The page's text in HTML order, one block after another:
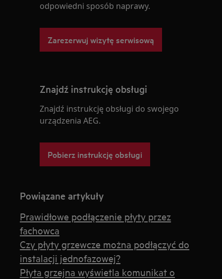
odpowiedni sposób naprawy.
Zarezerwuj wizytę serwisową
Znajdź instrukcję obsługi
Znajdź instrukcję obsługi do swojego
urządzenia AEG.
Pobierz instrukcję obsługi
Powiązane artykuły
Prawidłowe podłączenie płyty przez
fachowca
Czy płyty grzewcze można podłączyć do
instalacji jednofazowej?
Płyta grzejna wyświetla komunikat o